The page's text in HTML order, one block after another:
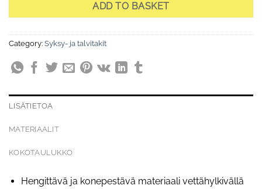
ADD TO BASKET
Category: Syksy- ja talvitakit
LISÄTIETOA
MATERIAALIT
KOKOTAULUKKO
Hengittävä ja konepestävä materiaali vettähylkivällä